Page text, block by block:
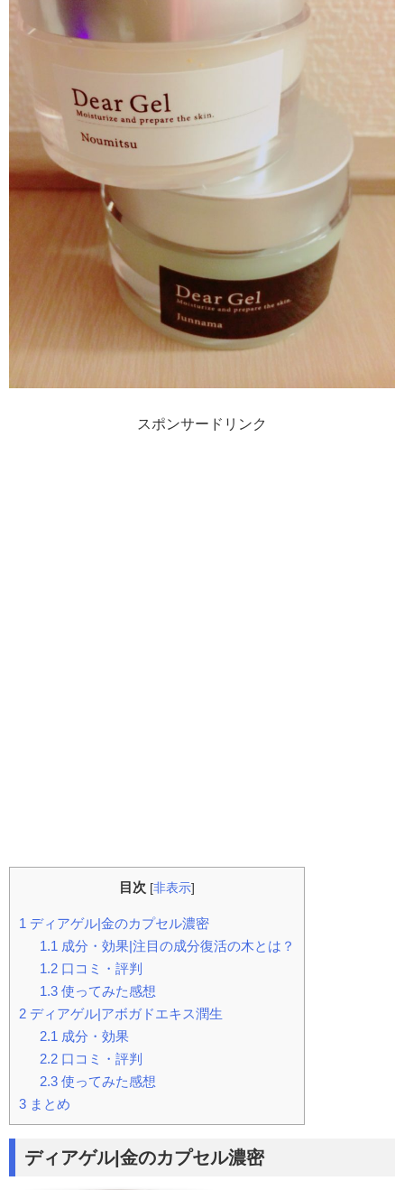
スポンサードリンク
目次 [非表示]
1 ディアゲル|金のカプセル濃密
1.1 成分・効果|注目の成分復活の木とは？
1.2口コミ・評判
1.3使ってみた感想
2 ディアゲル|アボガドエキス潤生
2.1 成分・効果
2.2口コミ・評判
2.3使ってみた感想
3 まとめ
ディアゲル|金のカプセル濃密